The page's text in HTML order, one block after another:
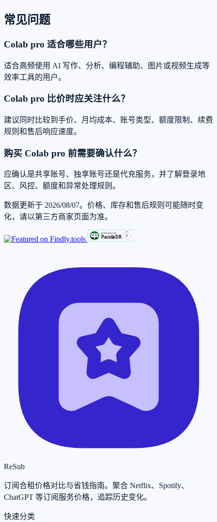
常见问题
Colab pro 适合哪些用户？
适合高频使用 AI 写作、分析、编程辅助、图片或视频生成等
效率工具的用户。
Colab pro 比价时应关注什么？
建议同时比较到手价、月均成本、账号类型、额度限制、续费
规则和售后响应速度。
购买 Colab pro 前需要确认什么？
应确认是共享账号、独享账号还是代充服务，并了解登录地
区、风控、额度和异常处理规则。
数据更新于 2026/08/07。价格、库存和售后规则可能随时变
化，请以第三方商家页面为准。
ReSub
订阅合租价格对比与省钱指南。聚合 Netflix、Spotify、
ChatGPT 等订阅服务价格，追踪历史变化。
快速分类